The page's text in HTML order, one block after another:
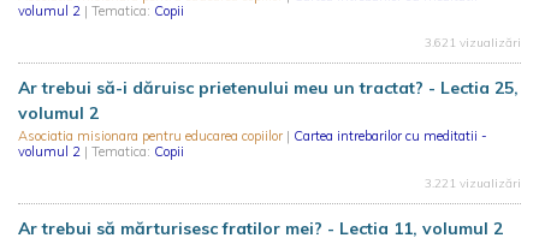
volumul 2 | Tematica: Copii
3.621 vizualizări
Ar trebui să-i dăruisc prietenului meu un tractat? - Lectia 25,
volumul 2
Asociatia misionara pentru educarea copiilor | Cartea intrebarilor cu meditatii -
volumul 2 | Tematica: Copii
3.221 vizualizări
Ar trebui să mărturisesc fratilor mei? - Lectia 11, volumul 2